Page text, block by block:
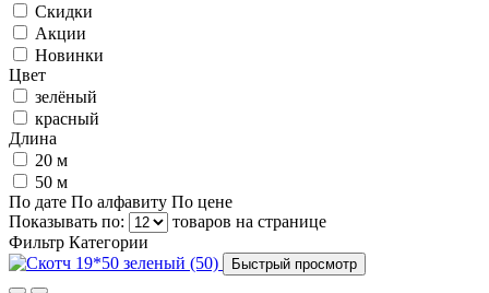
Скидки
Акции
Новинки
Цвет
зелёный
красный
Длина
20 м
50 м
По дате По алфавиту По цене
Показывать по:
товаров на странице
Фильтр Категории
Быстрый просмотр